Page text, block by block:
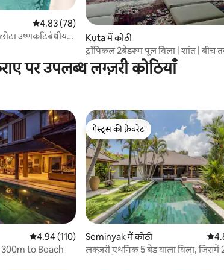
औसत रेटिंग 5 में से 4.83, 78 समीक्षाएँ
4.83 (78)
उष्णकटिबंधीय
Kuta में कोठी
ट्रॉपिकल 2बेडरूम पूल विला | शांत | बीच
दूरी
पर उपलब्ध लग्ज़री कोठियाँ
औसत रेटिंग 5 में से 4.94, 110 समीक्षाएँ
4.94 (110)
to Beach
गेस्ट्स की फ़ेवरेट
गेस्ट्स की फ़ेवरेट
Seminyak में कोठी औसत
लक्ज़री एथनिक 5 बेड वाला विला, जिसमें